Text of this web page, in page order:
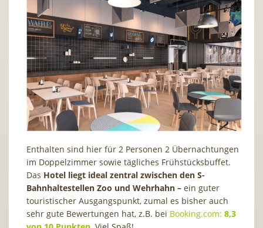
Enthalten sind hier für 2 Personen 2 Übernachtungen
im Doppelzimmer sowie tägliches Frühstücksbuffet.
Das Hotel liegt ideal zentral zwischen den S-
Bahnhaltestellen Zoo und Wehrhahn – ein guter
touristischer Ausgangspunkt, zumal es bisher auch
sehr gute Bewertungen hat, z.B. bei Booking.com: 8,3